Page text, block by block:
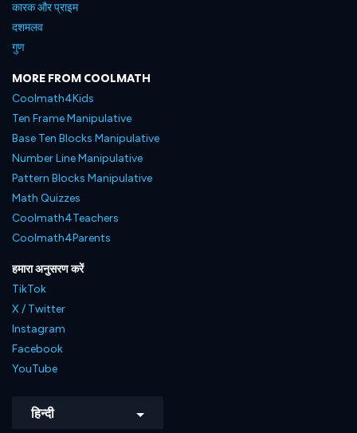
कारक और प्राइम
दशमलव
गुण
MORE FROM COOLMATH
Coolmath4Kids
Ten Frame Manipulative
Base Ten Blocks Manipulative
Number Line Manipulative
Pattern Blocks Manipulative
Math Quizzes
Coolmath4Teachers
Coolmath4Parents
हमारा अनुसरण करें
TikTok
X / Twitter
Instagram
Facebook
YouTube
हिन्दी